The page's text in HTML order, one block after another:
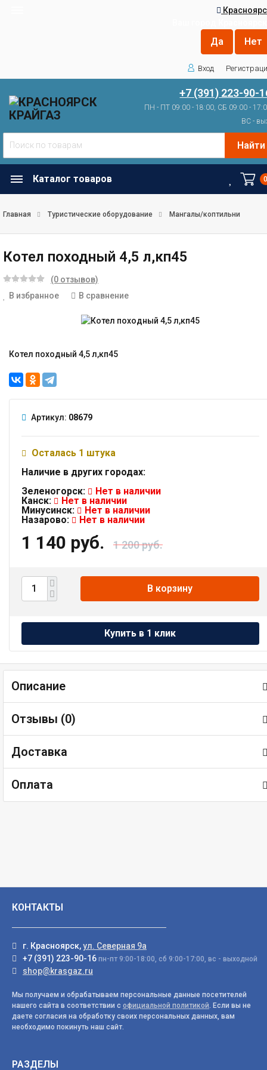
Вход
+7 (391) 223-90-
ПН - ПТ 09:00 - 18:00, СБ 09:00 -
ВС -
Найти
Каталог товаров
Главная Туристические оборудование Мангалы/коптильни
Котел походный 4,5 л,кп45
(0 отзывов)
В избранное
В сравнение
Котел походный 4,5 л,кп45
Артикул: 08679
Осталась 1 штука
Наличие в других городах:
Зеленогорск:
Нет в наличии
Канск:
Нет в наличии
Минусинск:
Нет в наличии
Назарово:
Нет в наличии
1 140 руб. 1 200 руб.
В корзину
Описание
Отзывы (0)
Доставка
Оплата
КОНТАКТЫ
г. Красноярск,ул. Северная 9а
+7 (391) 223-90-16 пн-пт 9:00-18:00, сб 9:00-17:00, вс - выходной
shop@krasgaz.ru
Мы получаем и обрабатываем персональные данные посетителей
нашего сайта в соответствии с официальной политикой. Если вы не
даете согласия на обработку своих персональных данных, вам
необходимо покинуть наш сайт.
РАЗДЕЛЫ